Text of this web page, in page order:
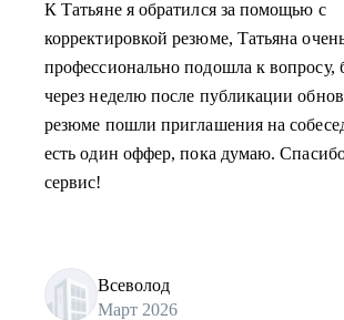
К Татьяне я обратился за помощью с
корректировкой резюме, Татьяна
профессионально подошла к вопросу,
через неделю после публикации
резюме пошли приглашения на
есть один оффер, пока думаю.
сервис!
Всеволод
Март 2026